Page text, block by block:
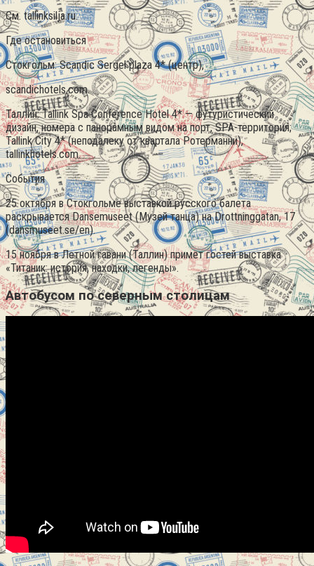
См. tallinksilja.ru.
Где остановиться
Стокгольм: Scandic Sergel plaza 4* (центр),
scandichotels.com.
Таллин: Tallink Spa Conference Hotel 4* — футуристический
дизайн, номера с панорамным видом на порт, SPA-территория;
Tallink City 4* (неподалеку от квартала Ротерманни),
tallinkhotels.com.
События
25 октября в Стокгольме выставкой русского балета
раскрывается Dansemuseet (Музей танца) на Drottninggatan, 17
(dansmuseet.se/en).
15 ноября в Летной гавани (Таллин) примет гостей выставка
«Титаник: история, находки, легенды».
Автобусом по северным столицам